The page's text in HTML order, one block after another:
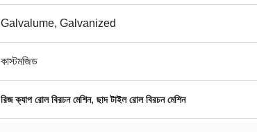
Galvalume, Galvanized
কাস্টমজিড
রিজ ক্যাপ রোল বিরচন মেশিন, ছাদ টাইল রোল বিরচন মেশিন